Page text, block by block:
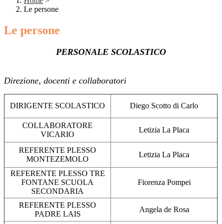
Le persone
Le persone
PERSONALE SCOLASTICO
Direzione, docenti e collaboratori
DIRIGENTE SCOLASTICO Diego Scotto di Carlo
COLLABORATORE
VICARIO
Letizia La Placa
REFERENTE PLESSO
MONTEZEMOLO
Letizia La Placa
REFERENTE PLESSO TRE
FONTANE SCUOLA
SECONDARIA
Fiorenza Pompei
REFERENTE PLESSO
PADRE LAIS
Angela de Rosa